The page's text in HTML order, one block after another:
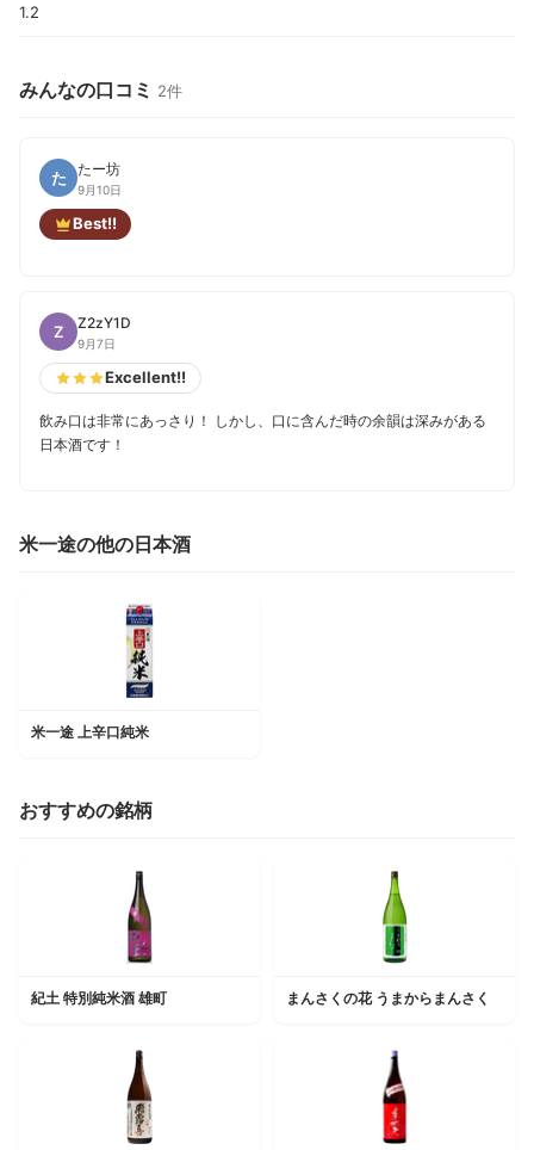
1.2
みんなの口コミ 2件
た たー坊
9月10日
Best!!
Z Z2zY1D
9月7日
Excellent!!
飲み口は非常にあっさり！ しかし、口に含んだ時の余韻は深みがある
日本酒です！
米一途の他の日本酒
米一途 上辛口純米
おすすめの銘柄
紀土 特別純米酒 雄町 まんさくの花 うまからまんさく